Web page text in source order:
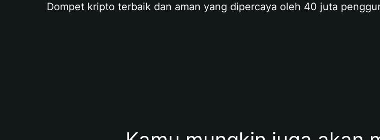
Dompet kripto terbaik dan aman yang dipercaya oleh 40 juta